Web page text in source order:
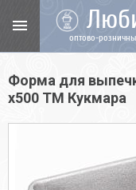
menu
оптово-
Форма для
х500 ТМ Кукмара